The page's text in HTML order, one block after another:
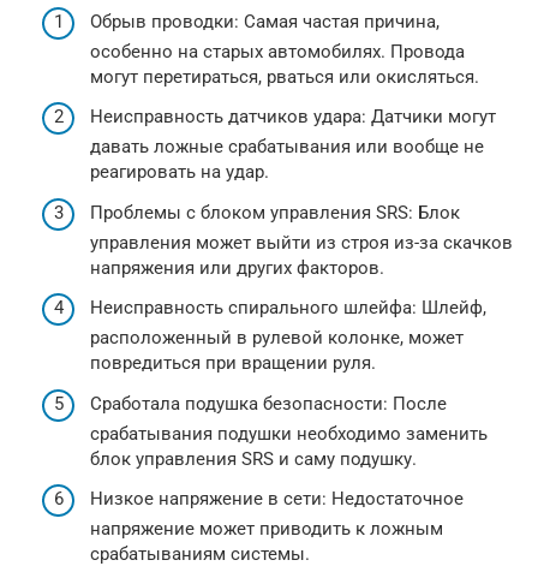
Обрыв проводки: Самая частая причина,
особенно на старых автомобилях. Провода
могут перетираться, рваться или окисляться.
Неисправность датчиков удара: Датчики могут
давать ложные срабатывания или вообще не
реагировать на удар.
Проблемы с блоком управления SRS: Блок
управления может выйти из строя из-за скачков
напряжения или других факторов.
Неисправность спирального шлейфа: Шлейф,
расположенный в рулевой колонке, может
повредиться при вращении руля.
Сработала подушка безопасности: После
срабатывания подушки необходимо заменить
блок управления SRS и саму подушку.
Низкое напряжение в сети: Недостаточное
напряжение может приводить к ложным
срабатываниям системы.